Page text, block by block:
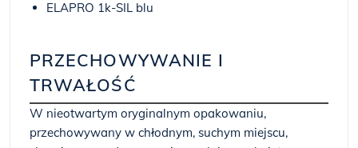
ELAPRO 1k-SIL blu
PRZECHOWYWANIE I
TRWAŁOŚĆ
W nieotwartym oryginalnym opakowaniu,
przechowywany w chłodnym, suchym miejscu,